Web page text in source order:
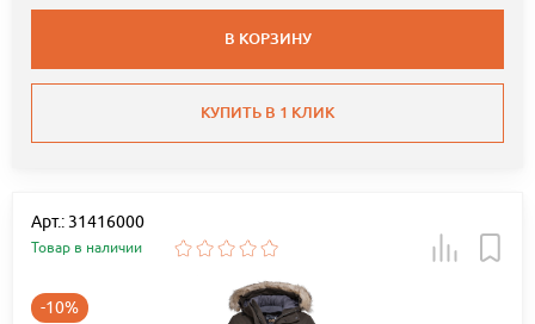
В КОРЗИНУ
КУПИТЬ В 1 КЛИК
Арт.: 31416000
Товар в наличии
-10%